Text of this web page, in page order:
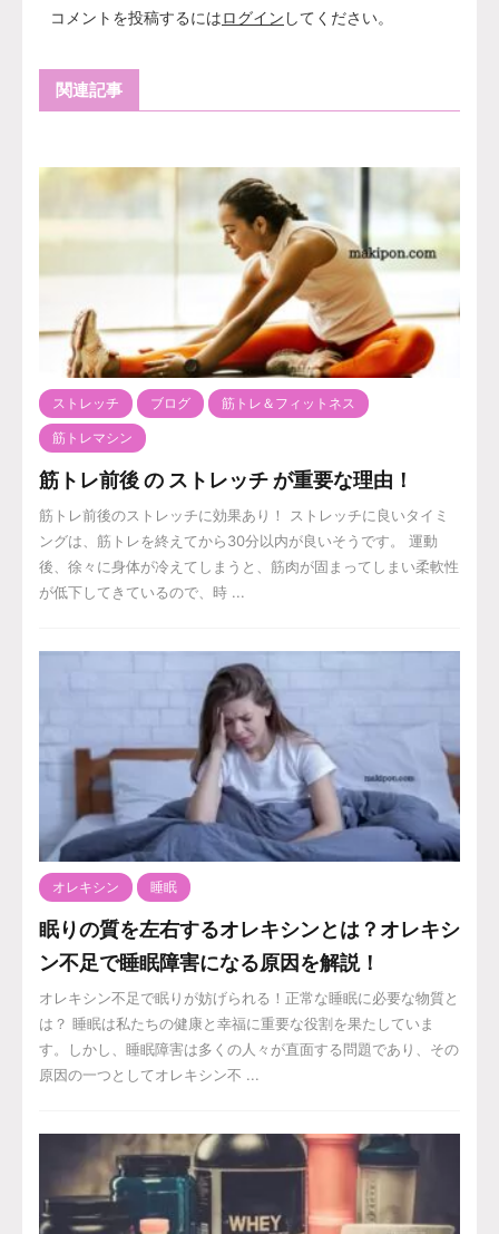
コメントを投稿するにはログイン してください。
関連記事
ストレッチ ブログ 筋トレ＆フィットネス
筋トレマシン
筋トレ前後 の ストレッチ が重要な理由！
筋トレ前後のストレッチに効果あり！ ストレッチに良いタイミ
ングは、筋トレを終えてから30分以内が良いそうです。 運動
後、徐々に身体が冷えてしまうと、筋肉が固まってしまい柔軟性
が低下してきているので、時 ...
オレキシン 睡眠
眠りの質を左右するオレキシンとは？オレキシ
ン不足で睡眠障害になる原因を解説！
オレキシン不足で眠りが妨げられる！正常な睡眠に必要な物質と
は？ 睡眠は私たちの健康と幸福に重要な役割を果たしていま
す。しかし、睡眠障害は多くの人々が直面する問題であり、その
原因の一つとしてオレキシン不 ...